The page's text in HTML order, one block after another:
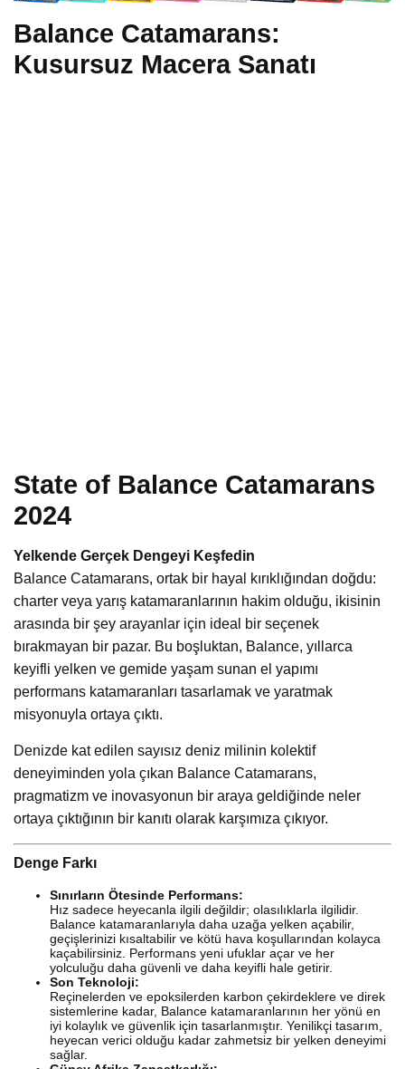
Balance Catamarans:
Kusursuz Macera Sanatı
State of Balance Catamarans
2024
Yelkende Gerçek Dengeyi Keşfedin
Balance Catamarans, ortak bir hayal kırıklığından doğdu:
charter veya yarış katamaranlarının hakim olduğu, ikisinin
arasında bir şey arayanlar için ideal bir seçenek
bırakmayan bir pazar. Bu boşluktan, Balance, yıllarca
keyifli yelken ve gemide yaşam sunan el yapımı
performans katamaranları tasarlamak ve yaratmak
misyonuyla ortaya çıktı.
Denizde kat edilen sayısız deniz milinin kolektif
deneyiminden yola çıkan Balance Catamarans,
pragmatizm ve inovasyonun bir araya geldiğinde neler
ortaya çıktığının bir kanıtı olarak karşımıza çıkıyor.
Denge Farkı
Sınırların Ötesinde Performans:
Hız sadece heyecanla ilgili değildir; olasılıklarla ilgilidir.
Balance katamaranlarıyla daha uzağa yelken açabilir,
geçişlerinizi kısaltabilir ve kötü hava koşullarından kolayca
kaçabilirsiniz. Performans yeni ufuklar açar ve her
yolculuğu daha güvenli ve daha keyifli hale getirir.
Son Teknoloji:
Reçinelerden ve epoksilerden karbon çekirdeklere ve direk
sistemlerine kadar, Balance katamaranlarının her yönü en
iyi kolaylık ve güvenlik için tasarlanmıştır. Yenilikçi tasarım,
heyecan verici olduğu kadar zahmetsiz bir yelken deneyimi
sağlar.